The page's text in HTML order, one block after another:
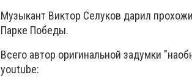
Музыкант Виктор Селуков дарил
Парке Победы.
Всего автор оригинальной задумки
youtube: